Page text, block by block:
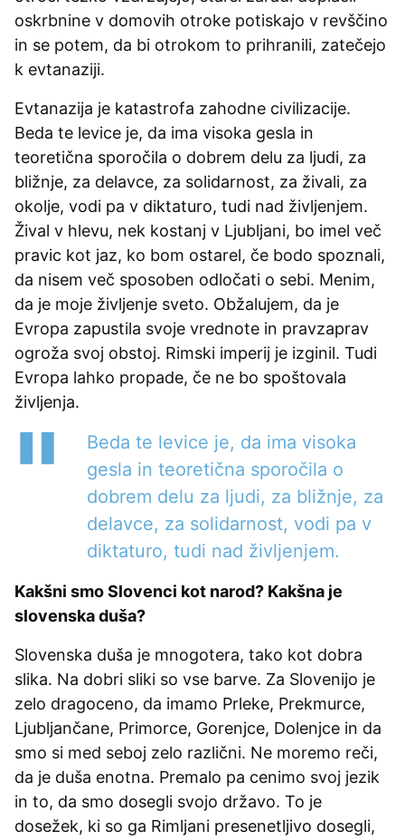
oskrbnine v domovih otroke potiskajo v revščino
in se potem, da bi otrokom to prihranili, zatečejo
k evtanaziji.
Evtanazija je katastrofa zahodne civilizacije.
Beda te levice je, da ima visoka gesla in
teoretična sporočila o dobrem delu za ljudi, za
bližnje, za delavce, za solidarnost, za živali, za
okolje, vodi pa v diktaturo, tudi nad življenjem.
Žival v hlevu, nek kostanj v Ljubljani, bo imel več
pravic kot jaz, ko bom ostarel, če bodo spoznali,
da nisem več sposoben odločati o sebi. Menim,
da je moje življenje sveto. Obžalujem, da je
Evropa zapustila svoje vrednote in pravzaprav
ogroža svoj obstoj. Rimski imperij je izginil. Tudi
Evropa lahko propade, če ne bo spoštovala
življenja.
Beda te levice je, da ima visoka
gesla in teoretična sporočila o
dobrem delu za ljudi, za bližnje, za
delavce, za solidarnost, vodi pa v
diktaturo, tudi nad življenjem.
Kakšni smo Slovenci kot narod? Kakšna je
slovenska duša?
Slovenska duša je mnogotera, tako kot dobra
slika. Na dobri sliki so vse barve. Za Slovenijo je
zelo dragoceno, da imamo Prleke, Prekmurce,
Ljubljančane, Primorce, Gorenjce, Dolenjce in da
smo si med seboj zelo različni. Ne moremo reči,
da je duša enotna. Premalo pa cenimo svoj jezik
in to, da smo dosegli svojo državo. To je
dosežek, ki so ga Rimljani presenetljivo dosegli,